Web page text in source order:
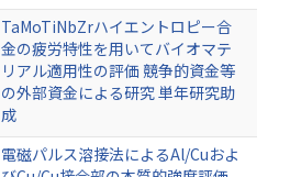
TaMoTiNbZrハイエントロピー合
金の疲労特性を用いてバイオマテ
リアル適用性の評価 競争的資金等
の外部資金による研究 単年研究助
成
電磁パルス溶接法によるAl/Cuおよ